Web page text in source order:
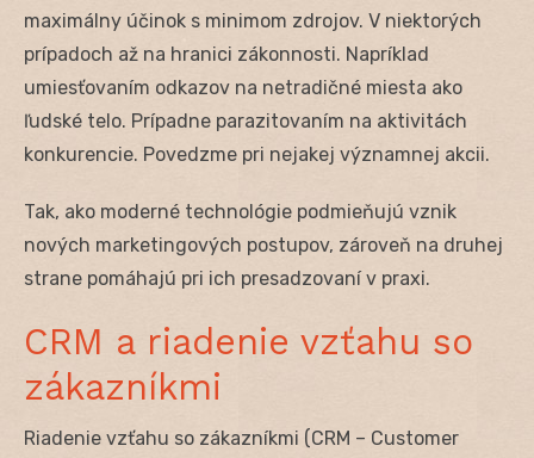
maximálny účinok s minimom zdrojov. V niektorých
prípadoch až na hranici zákonnosti. Napríklad
umiesťovaním odkazov na netradičné miesta ako
ľudské telo. Prípadne parazitovaním na aktivitách
konkurencie. Povedzme pri nejakej významnej akcii.
Tak, ako moderné technológie podmieňujú vznik
nových marketingových postupov, zároveň na druhej
strane pomáhajú pri ich presadzovaní v praxi.
CRM a riadenie vzťahu so
zákazníkmi
Riadenie vzťahu so zákazníkmi (CRM – Customer